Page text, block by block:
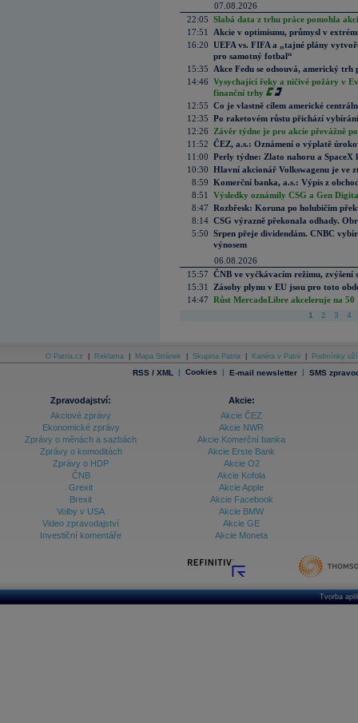
07.08.2026
22:05 Slabá data z trhu práce pomohla
17:51
Akcie v optimismu, průmysl v
16:20 UEFA vs. FIFA a „tajné plány
pro samotný fotbal“
15:35
Akce Fedu se odsouvá, americký
14:46 Vysychající řeky a ničivé požáry v
finanční trhy
12:55 Co je vlastně cílem americké
12:35 Po raketovém růstu přichází
12:26
Závěr týdne je pro akcie převážně
11:52 ČEZ, a.s.: Oznámení o výplatě
11:00 Perly týdne: Zlato nahoru a SpaceX
10:30 Hlavní akcionář Volkswagenu je ve
8:59 Komerční banka, a.s.: Výpis z
8:51
Výsledky oznámily CSG a Gen
8:47 Rozbřesk: Koruna po holubičím
8:14 CSG výrazně překonala odhady.
5:50 Srpen přeje dividendám. CNBC
výnosem
06.08.2026
15:57 ČNB ve vyčkávacím režimu, zvýšení
15:31
Zásoby plynu v EU jsou pro toto
14:47 Růst MercadoLibre akceleruje na
1 2 3 4
O Patria.cz Reklama Mapa Stránek Skupina Patria Kariéra v Patrii Podmínky
RSS / XML | Cookies | E-mail newsletter | SMS
Zpravodajství:
Akciové zprávy
Ekonomické zprávy
Zprávy o měnách a sazbách
Zprávy o komoditách
Zprávy o HDP
ČNB
Grexit
Brexit
Volby v USA
Video zpravodajství
Investiční komentáře
Akcie:
Akcie ČEZ
Akcie NWR
Akcie Komerční banka
Akcie Erste Bank
Akcie O2
Akcie Kofola
Akcie Apple
Akcie Facebook
Akcie BMW
Akcie GE
Akcie Moneta
Tvorba